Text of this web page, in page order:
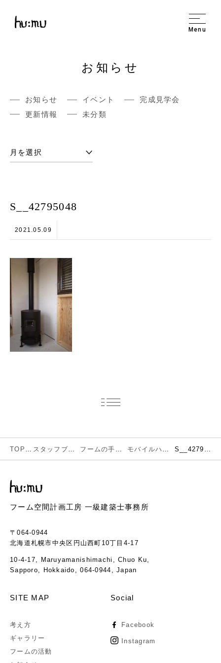
Menu
お知らせ
お知らせ イベント
完成見学会
更新情報
未分類
S__42795048
2021.05.09
フーム空間計画工房 一級建築士事務所
〒064-0944
北海道札幌市中央区円山西町10丁目4-17
10-4-17, Maruyamanishimachi, Chuo Ku,
Sapporo, Hokkaido, 064-0944, Japan
SITE MAP
考え方
ギャラリー
フームの活動
Social
Facebook
Instagram